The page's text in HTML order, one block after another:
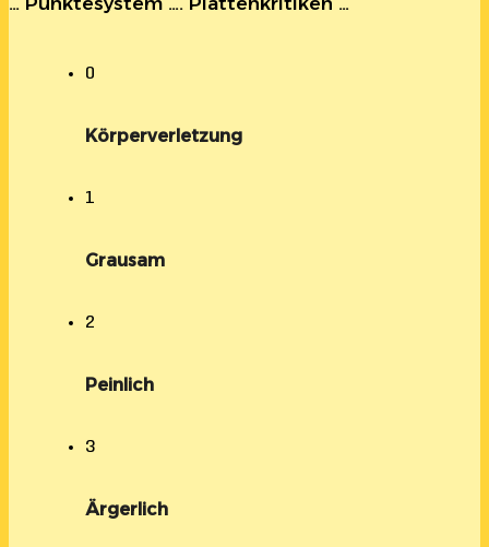
0
Körperverletzung
1
Grausam
2
Peinlich
3
Ärgerlich